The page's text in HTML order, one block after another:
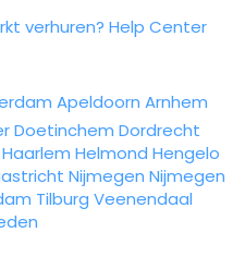
verhuren? Help Center
Apeldoorn Arnhem
Doetinchem Dordrecht
Haarlem Helmond Hengelo
Nijmegen Nijmegen
Tilburg Veenendaal